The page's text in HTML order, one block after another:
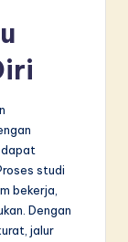
dapat
studi
bekerja,
Dengan
jalur